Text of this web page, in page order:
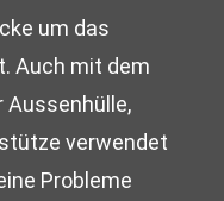
um das
Auch mit dem
Aussenhülle,
verwendet
Probleme